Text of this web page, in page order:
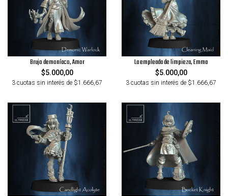
Brujo demoníaco, Amor
$5.000,00
3 cuotas sin interés de $1.666,67
La empleada de limpieza, Emma
$5.000,00
3 cuotas sin interés de $1.666,67